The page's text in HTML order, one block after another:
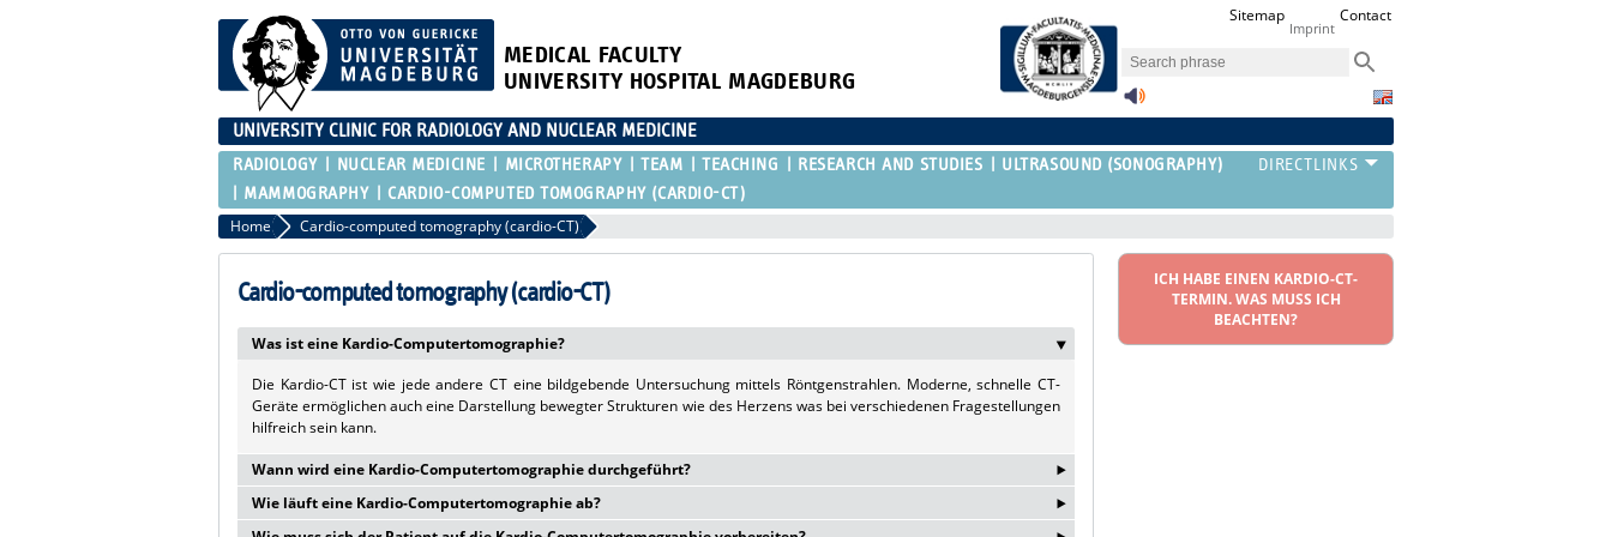
MEDICAL FACULTY
UNIVERSITY HOSPITAL MAGDEBURG
Sitemap
Imprint
Contact
UNIVERSITY CLINIC FOR RADIOLOGY AND NUCLEAR MEDICINE
RADIOLOGY NUCLEAR MEDICINE MICROTHERAPY TEAM TEACHING RESEARCH AND STUDIES
ULTRASOUND (SONOGRAPHY)
MAMMOGRAPHY
CARDIO-COMPUTED TOMOGRAPHY (CARDIO-CT)
Home Cardio-computed tomography (cardio-CT)
Cardio-computed tomography (cardio-CT)
Was ist eine Kardio-Computertomographie? ‣
Die Kardio-CT ist wie jede andere CT eine bildgebende Untersuchung mittels Röntgenstrahlen. Moderne, schnelle CT-
Geräte ermöglichen auch eine Darstellung bewegter Strukturen wie des Herzens was bei verschiedenen Fragestellungen
hilfreich sein kann.
Wann wird eine Kardio-Computertomographie durchgeführt? ‣
Eine Kardio-CT ist besonders geeignet zur Diagnostik bzw. zum Ausschluss einer koronaren Herzkrankheit bei länger
Wie läuft eine Kardio-Computertomographie ab? ‣
ICH HABE EINEN KARDIO-CT-
TERMIN. WAS MUSS ICH
BEACHTEN?